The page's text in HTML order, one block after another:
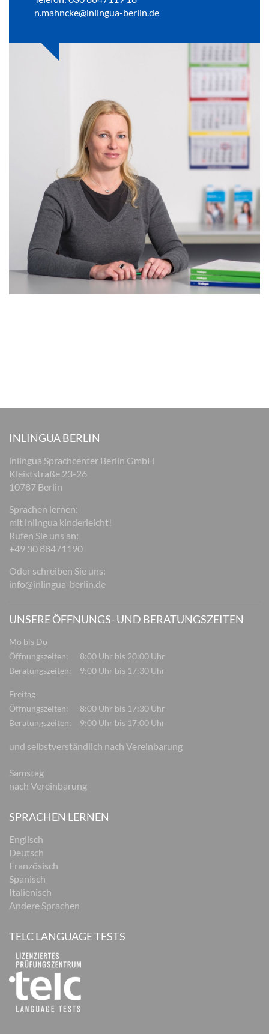
n.mahncke@inlingua-berlin.de
INLINGUA BERLIN
inlingua Sprachcenter Berlin GmbH
Kleiststraße 23-26
10787 Berlin
Sprachen lernen:
mit inlingua kinderleicht!
Rufen Sie uns an:
+49 30 88471190
Oder schreiben Sie uns:
info@inlingua-berlin.de
UNSERE ÖFFNUNGS- UND BERATUNGSZEITEN
Mo bis Do
Öffnungszeiten:
8:00 Uhr bis 20:00 Uhr
Beratungszeiten:
9:00 Uhr bis 17:30 Uhr
Freitag
Öffnungszeiten:
8:00 Uhr bis 17:30 Uhr
Beratungszeiten:
9:00 Uhr bis 17:00 Uhr
und selbstverständlich nach Vereinbarung
Samstag
nach Vereinbarung
SPRACHEN LERNEN
Englisch
Deutsch
Französisch
Spanisch
Italienisch
Andere Sprachen
TELC LANGUAGE TESTS